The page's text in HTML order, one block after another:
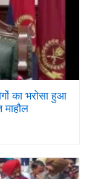
का भरोसा हुआ